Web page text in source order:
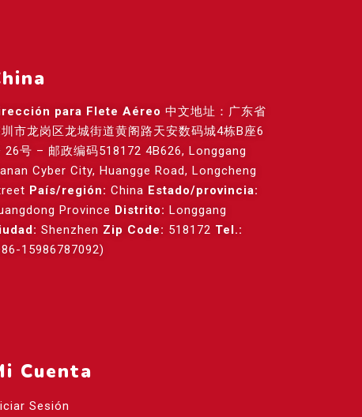
para Flete Aéreo 中文地址：广东省
市龙岗区龙城街道黄阁路天安数码城4栋B座6
26号 – 邮政编码518172 4B626, Longgang
Cyber City, Huangge Road, Longcheng
País/región: China Estado/provincia:
Province Distrito: Longgang
Shenzhen Zip Code: 518172 Tel.:
15986787092)
Cuenta
Sesión